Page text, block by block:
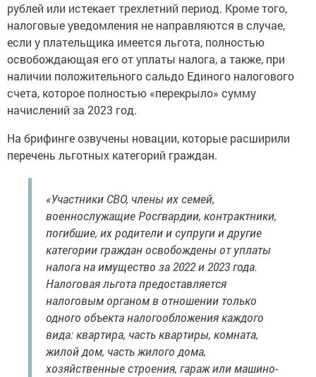
рублей или истекает трехлетний период. Кроме того,
налоговые уведомления не направляются в случае,
если у плательщика имеется льгота, полностью
освобождающая его от уплаты налога, а также, при
наличии положительного сальдо Единого налогового
счета, которое полностью «перекрыло» сумму
начислений за 2023 год.
На брифинге озвучены новации, которые расширили
перечень льготных категорий граждан.
«Участники СВО, члены их семей,
военнослужащие Росгвардии, контрактники,
погибшие, их родители и супруги и другие
категории граждан освобождены от уплаты
налога на имущество за 2022 и 2023 года.
Налоговая льгота предоставляется
налоговым органом в отношении только
одного объекта налогообложения каждого
вида: квартира, часть квартиры, комната,
жилой дом, часть жилого дома,
хозяйственные строения, гараж или машино-